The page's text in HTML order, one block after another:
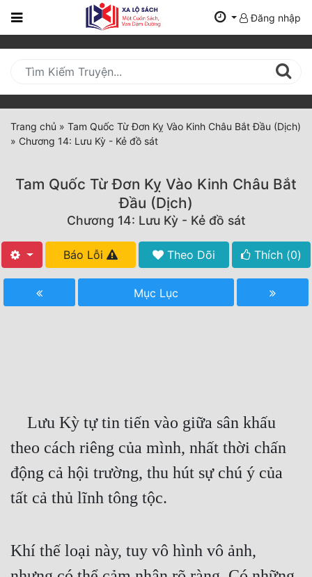
Trang
Mới
Cập
Nhật
(current)
Thể Loại
Truyện Mới Ra
Hoàn Thành
Truyện Dịch
Truyện Nhập Môn
Truyện ngắn
Xa Lộ Dịch
Cung Đấu
Đăng nhập
Trang chủ » Tam Quốc Từ Đơn Kỵ Vào Kinh Châu Bắt Đầu (Dịch)
» Chương 14: Lưu Kỳ - Kẻ đồ sát
Tam Quốc Từ Đơn Kỵ Vào Kinh Châu Bắt
Đầu (Dịch)
Chương 14: Lưu Kỳ - Kẻ đồ sát
Báo Lỗi Theo Dõi Thích (0)
Mục Lục
theo cách riêng của mình, nhất thời chấn
động cả hội trường, thu hút sự chú ý của
tất cả thủ lĩnh tông tộc.
Khí thế loại này, tuy vô hình vô ảnh,